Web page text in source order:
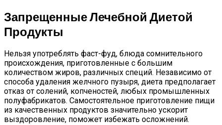
Запрещенные Лечебной Диетой
Продукты
Нельзя употреблять фаст-фуд, блюда сомнительного
происхождения, приготовленные с большим
количеством жиров, различных специй. Независимо от
способа удаления желчного пузыря, диета предполагает
отказ от солений, копченостей, любых промышленных
полуфабрикатов. Самостоятельное приготовление пищи
из качественных продуктов значительно ускорит
выздоровление, поможет избежать осложнений.